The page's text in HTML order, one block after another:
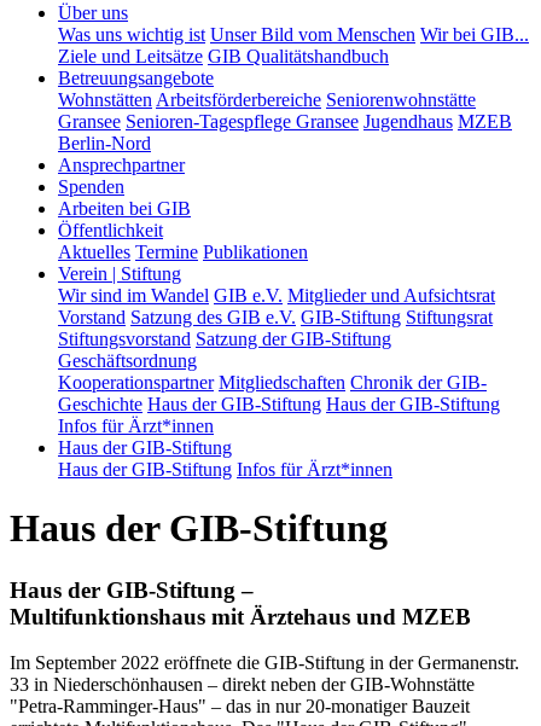
Über uns
Was uns wichtig ist Unser Bild vom Menschen Wir bei GIB...
Ziele und Leitsätze GIB Qualitätshandbuch
Betreuungsangebote
Wohnstätten Arbeitsförderbereiche Seniorenwohnstätte
Gransee Senioren-Tagespflege Gransee Jugendhaus MZEB
Berlin-Nord
Ansprechpartner
Spenden
Arbeiten bei GIB
Öffentlichkeit
Aktuelles Termine Publikationen
Verein | Stiftung
Wir sind im Wandel GIB e.V. Mitglieder und Aufsichtsrat
Vorstand Satzung des GIB e.V. GIB-Stiftung Stiftungsrat
Stiftungsvorstand Satzung der GIB-Stiftung
Geschäftsordnung
Kooperationspartner Mitgliedschaften Chronik der GIB-
Geschichte Haus der GIB-Stiftung Haus der GIB-Stiftung
Infos für Ärzt*innen
Haus der GIB-Stiftung
Haus der GIB-Stiftung Infos für Ärzt*innen
Haus der GIB-Stiftung
Haus der GIB-Stiftung –
Multifunktionshaus mit Ärztehaus und MZEB
Im September 2022 eröffnete die GIB-Stiftung in der Germanenstr.
33 in Niederschönhausen – direkt neben der GIB-Wohnstätte
"Petra-Ramminger-Haus" – das in nur 20-monatiger Bauzeit